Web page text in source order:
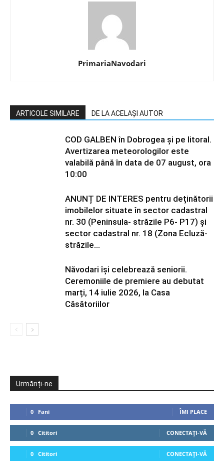
PrimariaNavodari
ARTICOLE SIMILARE DE LA ACELAȘI AUTOR
COD GALBEN în Dobrogea și pe litoral.
Avertizarea meteorologilor este
valabilă până în data de 07 august, ora
10:00
ANUNȚ DE INTERES pentru deținătorii
imobilelor situate în sector cadastral
nr. 30 (Peninsula- străzile P6- P17) și
sector cadastral nr. 18 (Zona Ecluză-
străzile...
Năvodari își celebrează seniorii.
Ceremoniile de premiere au debutat
marți, 14 iulie 2026, la Casa
Căsătoriilor
Urmăriți-ne
0 Fani ÎMI PLACE
0 Cititori CONECTAȚI-VĂ
0 Cititori CONECTAȚI-VĂ